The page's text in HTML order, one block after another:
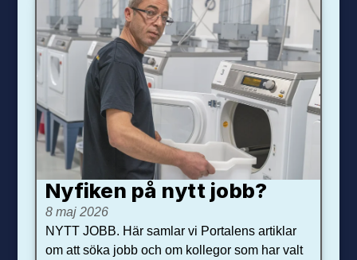
Nyfiken på nytt jobb?
8 maj 2026
NYTT JOBB. Här samlar vi Portalens artiklar
om att söka jobb och om kollegor som har valt